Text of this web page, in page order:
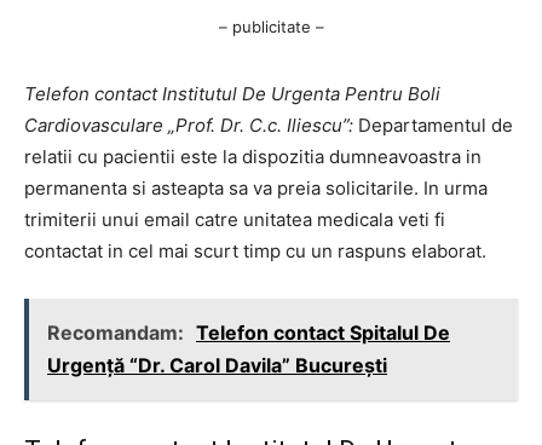
– publicitate –
Telefon contact Institutul De Urgenta Pentru Boli
Cardiovasculare „Prof. Dr. C.c. Iliescu”: Departamentul de
relatii cu pacientii este la dispozitia dumneavoastra in
permanenta si asteapta sa va preia solicitarile. In urma
trimiterii unui email catre unitatea medicala veti fi
contactat in cel mai scurt timp cu un raspuns elaborat.
Recomandam: Telefon contact Spitalul De
Urgenţă “Dr. Carol Davila” București